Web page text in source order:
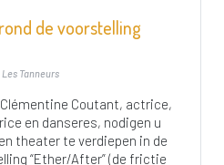
de voorstelling
Tanneurs
Coutant, actrice,
en danseres, nodigen u
theater te verdiepen in de
“Ether/After” (de frictie